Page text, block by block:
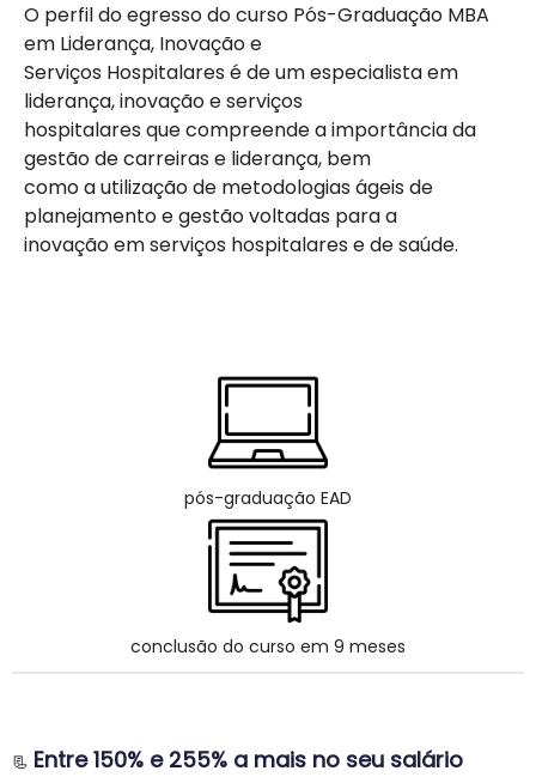
O perfil do egresso do curso Pós-Graduação MBA
em Liderança, Inovação e
Serviços Hospitalares é de um especialista em
liderança, inovação e serviços
hospitalares que compreende a importância da
gestão de carreiras e liderança, bem
como a utilização de metodologias ágeis de
planejamento e gestão voltadas para a
inovação em serviços hospitalares e de saúde.
pós-graduação EAD
conclusão do curso em 9 meses
📃 Entre 150% e 255% a mais no seu salário